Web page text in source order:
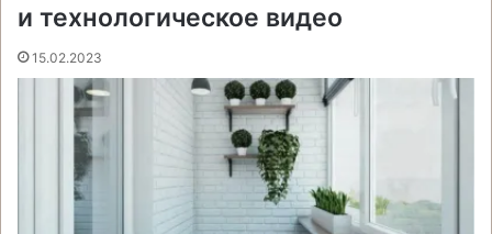
и технологическое видео
15.02.2023